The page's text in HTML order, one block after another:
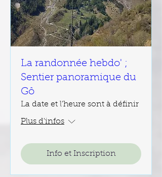
La randonnée hebdo' ;
Sentier panoramique du
Gô
La date et l'heure sont à définir
Plus d'infos
Info et Inscription